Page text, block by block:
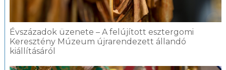
Évszázadok üzenete – A felújított esztergomi
Keresztény Múzeum újrarendezett állandó
kiállításáról